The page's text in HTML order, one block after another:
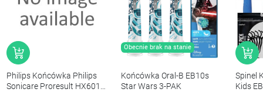
Philips Końcówka Philips
Sonicare Proresult HX6011
Obecnie brak na stanie
Końcówka Oral-B EB10s
Star Wars 3-PAK
Spinel
Kids